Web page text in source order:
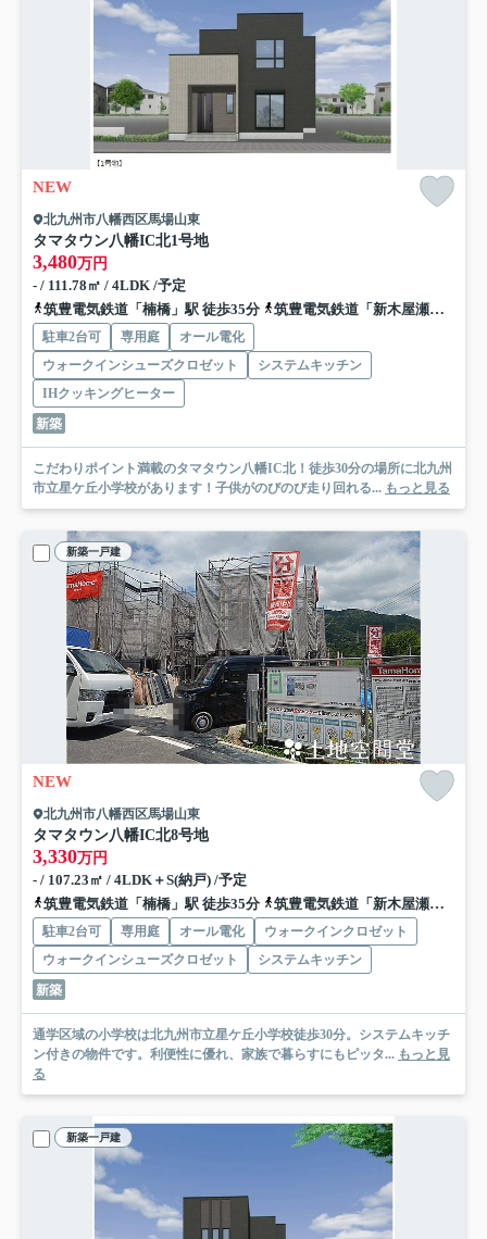
NEW
北九州市八幡西区馬場山東
タマタウン八幡IC北1号地
3,480万円
- / 111.78㎡ / 4LDK /予定
筑豊電気鉄道「楠橋」駅 徒歩35分
筑豊電気鉄道「新木屋瀬」駅 徒歩35分
駐車2台可 専用庭
オール電化
ウォークインシューズクロゼット
システムキッチン
IHクッキングヒーター
新築
こだわりポイント満載のタマタウン八幡IC北！徒歩30分の場所に北九州
市立星ケ丘小学校があります！子供がのびのび走り回れる... もっと見る
新築一戸建
NEW
北九州市八幡西区馬場山東
タマタウン八幡IC北8号地
3,330万円
- / 107.23㎡ / 4LDK＋S(納戸) /予定
筑豊電気鉄道「楠橋」駅 徒歩35分
筑豊電気鉄道「新木屋瀬」駅 徒歩35分
駐車2台可 専用庭 オール電化
ウォークインクロゼット
ウォークインシューズクロゼット
システムキッチン
新築
通学区域の小学校は北九州市立星ケ丘小学校徒歩30分。システムキッチ
ン付きの物件です。利便性に優れ、家族で暮らすにもピッタ... もっと見
る
新築一戸建